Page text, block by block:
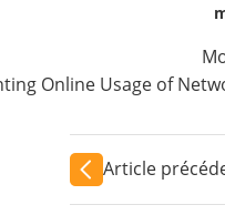
Online Usage of
Article